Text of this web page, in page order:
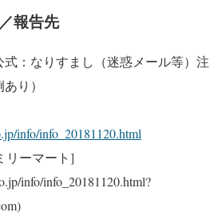
報告先
：なりすまし（迷惑メール等）注
り）
info/info_20181120.html
リーマート]
info/info_20181120.html?